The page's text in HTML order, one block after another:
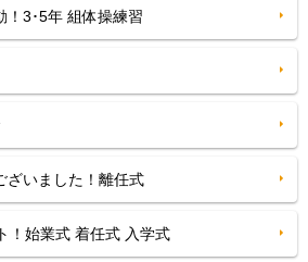
！3･5年 組体操練習
ざいました！離任式
！始業式 着任式 入学式